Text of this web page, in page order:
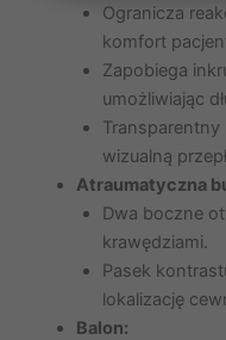
Ogranicza
komfort
Zapobiega
umożliwiając
Transparentny
wizualną
Atraumatyczna
Dwa boczne
krawędziami.
Pasek
lokalizację
Balon: